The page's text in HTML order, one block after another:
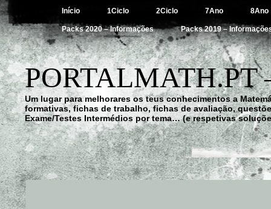
Início 1Ciclo 2Ciclo 7Ano 8Ano
Packs 2020 – Informações Packs 2019 –
Um lugar para melhorares os teus conhecimentos a
formativas, fichas de trabalho, fichas de avaliação,
Exame/Testes Intermédios por tema… (e respetivas